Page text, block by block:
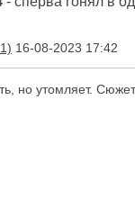
16-08-2023 17:42
но утомляет.